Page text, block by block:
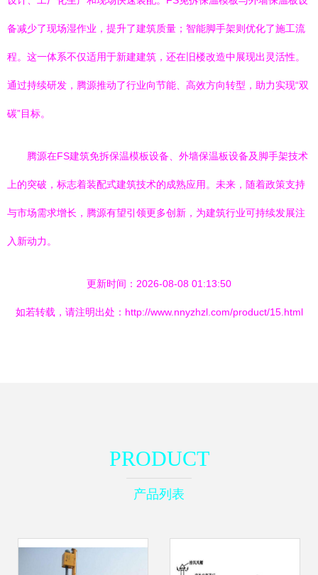
备减少了现场湿作业，提升了建筑质量；智能脚手架则优化了施工流
程。这一体系不仅适用于新建建筑，还在旧楼改造中展现出灵活性。
通过持续研发，腾源推动了行业向节能、高效方向转型，助力实现“双
碳”目标。
腾源在FS建筑免拆保温模板设备、外墙保温板设备及脚手架技术
上的突破，标志着装配式建筑技术的成熟应用。未来，随着政策支持
与市场需求增长，腾源有望引领更多创新，为建筑行业可持续发展注
入新动力。
更新时间：2026-08-08 01:13:50
如若转载，请注明出处：http://www.nnyzhzl.com/product/15.html
PRODUCT
产品列表